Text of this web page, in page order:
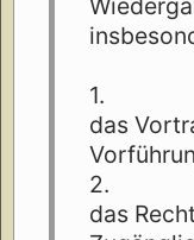
1.
das
2.
das